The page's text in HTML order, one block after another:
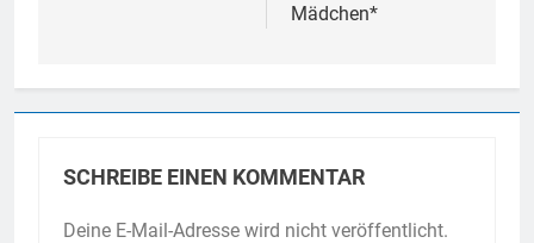
Mädchen*
SCHREIBE EINEN KOMMENTAR
Deine E-Mail-Adresse wird nicht veröffentlicht.